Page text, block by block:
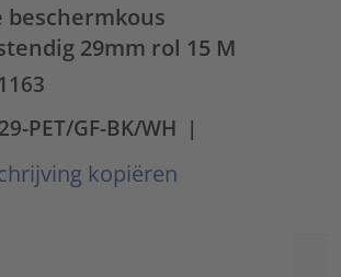
29mm rol 15 M
PET/GF-BK/WH |
kopiëren